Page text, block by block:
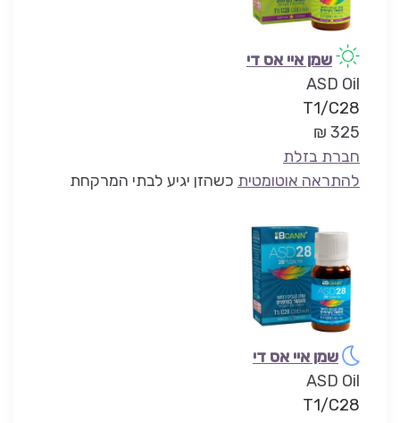
שמן איי אס די
ASD Oil
T1/C28
325 ₪
חברת בזלת
להתראה אוטומטית כשהזן יגיע לבתי המרקחת
שמן איי אס די
ASD Oil
T1/C28